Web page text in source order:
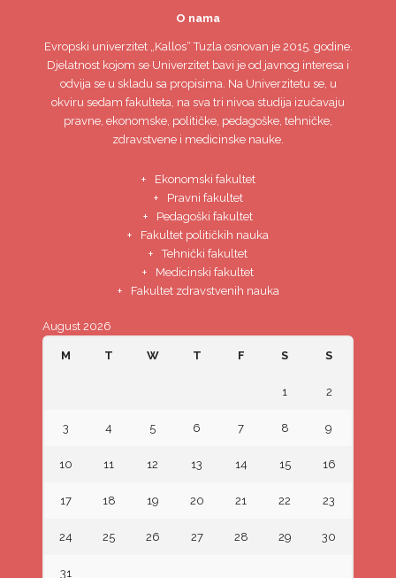
O nama
Evropski univerzitet„Kallos“ Tuzla osnovan je 2015. godine.
Djelatnost kojom se Univerzitet bavi je od javnog interesa i
odvija se u skladu sa propisima. Na Univerzitetu se, u
okviru sedam fakulteta, na sva tri nivoa studija izučavaju
pravne, ekonomske, političke, pedagoške, tehničke,
zdravstvene i medicinske nauke.
Ekonomski fakultet
Pravni fakultet
Pedagoški fakultet
Fakultet političkih nauka
Tehnički fakultet
Medicinski fakultet
Fakultet zdravstvenih nauka
August 2026
M T W T F S S
1 2
3 4 5 6 7 8 9
10 11 12 13 14 15 16
17 18 19 20 21 22 23
24 25 26 27 28 29 30
31